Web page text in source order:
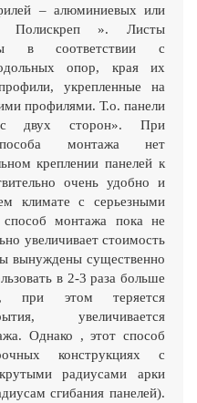
– алюминиевых или
Полискреп ». Листы
в соответствии с
опор, края их
укрепленные на
профилями. Т.о. панели
с двух сторон». При
монтажа нет
креплении панелей к
очень удобно и
климате с серьезными
способ монтажа пока не
увеличивает стоимость
вынуждены существенно
в 2-3 раза больше
при этом теряется
увеличивается
Однако , этот способ
конструкциях с
радиусами арки
сгибания панелей).